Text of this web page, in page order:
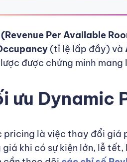
(Revenue Per Available
(tỉ lệ lấp đầy) và
được chứng minh
ưu
pricing là việc thay đổi giá
khi có sự kiện lớn, lễ